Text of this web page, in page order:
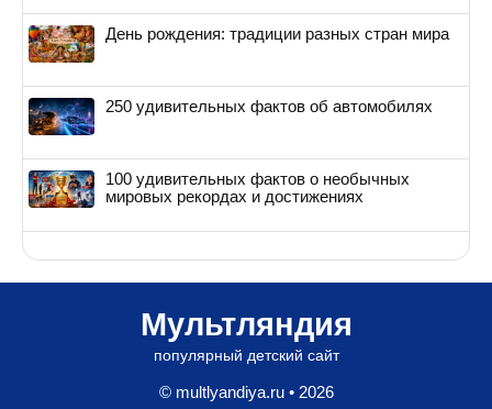
День рождения: традиции разных стран мира
250 удивительных фактов об автомобилях
100 удивительных фактов о необычных
мировых рекордах и достижениях
Мультляндия
популярный детский сайт
© multlyandiya.ru • 2026